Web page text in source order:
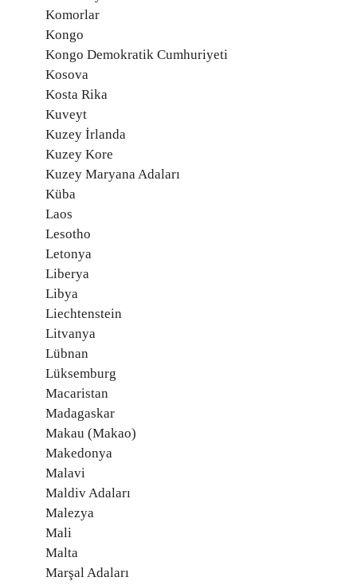
Komorlar
Kongo
Kongo Demokratik Cumhuriyeti
Kosova
Kosta Rika
Kuveyt
Kuzey İrlanda
Kuzey Kore
Kuzey Maryana Adaları
Küba
Laos
Lesotho
Letonya
Liberya
Libya
Liechtenstein
Litvanya
Lübnan
Lüksemburg
Macaristan
Madagaskar
Makau (Makao)
Makedonya
Malavi
Maldiv Adaları
Malezya
Mali
Malta
Marşal Adaları